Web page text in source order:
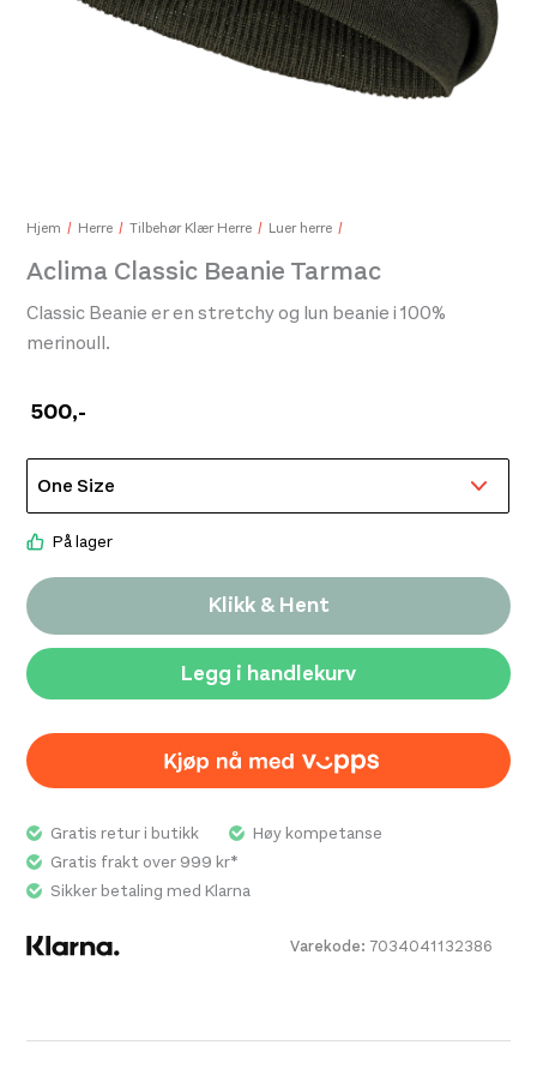
Aclima Lw T-Shirt Children Deepgrassgreen
Hjem Herre Tilbehør Klær Herre Luer herre
Aclima Classic Beanie Tarmac
500,-
Classic Beanie er en stretchy og lun beanie i 100%
merinoull.
På lager
Klikk & Hent
Legg i handlekurv
Varekode: 7034041132386
Gratis retur i butikk
Høy kompetanse
Gratis frakt over 999 kr*
Sikker betaling med Klarna